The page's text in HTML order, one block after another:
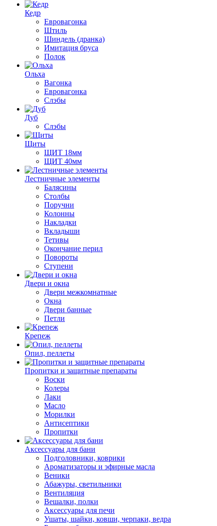
Кедр
Евровагонка
Штиль
Шиндель (дранка)
Имитация бруса
Полок
Ольха
Вагонка
Евровагонка
Слэбы
Дуб
Слэбы
Щиты
ЩИТ 18мм
ЩИТ 40мм
Лестничные элементы
Балясины
Столбы
Поручни
Колонны
Накладки
Вкладыши
Тетивы
Окончание перил
Повороты
Ступени
Двери и окна
Двери межкомнатные
Окна
Двери банные
Петли
Крепеж
Опил, пеллеты
Пропитки и защитные препараты
Воски
Колеры
Лаки
Масло
Морилки
Антисептики
Пропитки
Аксессуары для бани
Подголовники, коврики
Ароматизаторы и эфирные масла
Веники
Абажуры, светильники
Вентиляция
Вешалки, полки
Аксессуары для печи
Ушаты, шайки, ковши, черпаки, ведра